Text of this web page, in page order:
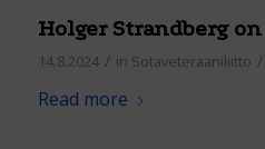
Holger Strandberg
14.8.2024 / in Sotaveteraaniliitto /
Read more